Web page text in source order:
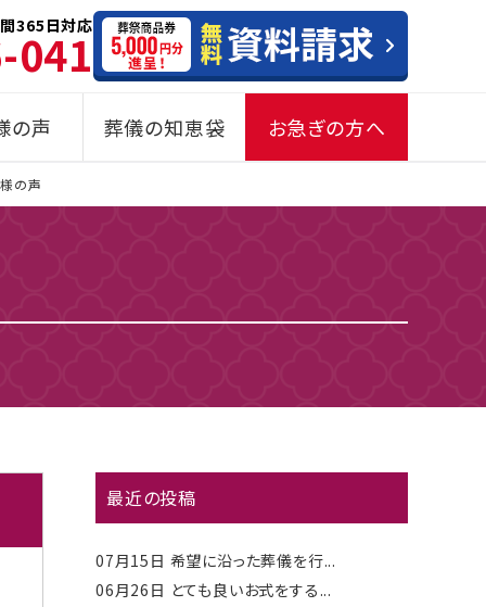
365日対応
041
の声 葬儀の知恵袋 お急ぎの方へ
の声
最近の投稿
07月15日 希望に沿った葬儀を行...
06月26日 とても良いお式をする...